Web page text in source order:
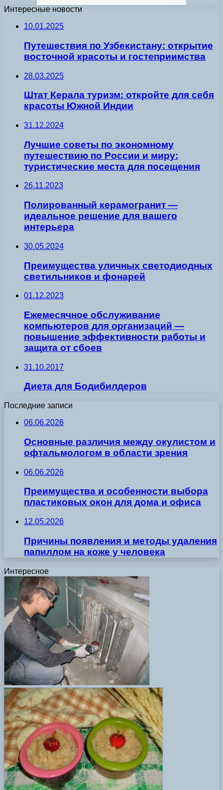
Интересные новости
10.01.2025
Путешествия по Узбекистану: открытие
восточной красоты и гостеприимства
28.03.2025
Штат Керала туризм: откройте для себя
красоты Южной Индии
31.12.2024
Лучшие советы по экономному
путешествию по России и миру:
туристические места для посещения
26.11.2023
Полированный керамогранит —
идеальное решение для вашего
интерьера
30.05.2024
Преимущества уличных светодиодных
светильников и фонарей
01.12.2023
Ежемесячное обслуживание
компьютеров для организаций —
повышение эффективности работы и
защита от сбоев
31.10.2017
Диета для Бодибилдеров
Последние записи
06.06.2026
Основные различия между окулистом и
офтальмологом в области зрения
06.06.2026
Преимущества и особенности выбора
пластиковых окон для дома и офиса
12.05.2026
Причины появления и методы удаления
папиллом на коже у человека
Интересное